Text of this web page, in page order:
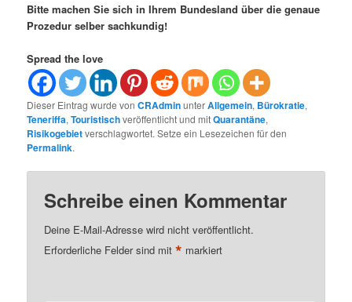
Bitte machen Sie sich in Ihrem Bundesland über die genaue
Prozedur selber sachkundig!
Spread the love
Dieser Eintrag wurde vonCRAdminunterAllgemein, Bürokratie,
Teneriffa,Touristischveröffentlicht und mitQuarantäne,
Risikogebietverschlagwortet. Setze ein Lesezeichen für den
Permalink.
Schreibe einen Kommentar
Deine E-Mail-Adresse wird nicht veröffentlicht.
Erforderliche Felder sind mit* markiert